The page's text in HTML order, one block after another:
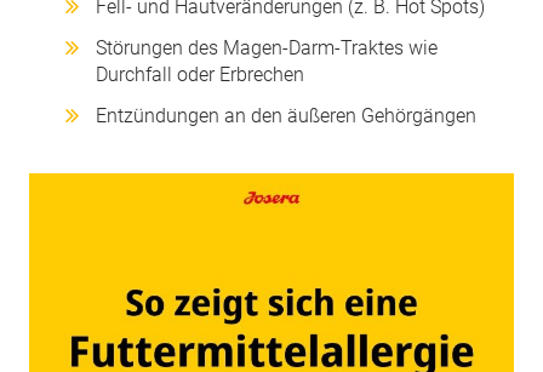
Fell- und Hautveränderungen (z. B. Hot Spots)
Störungen des Magen-Darm-Traktes wie
Durchfall oder Erbrechen
Entzündungen an den äußeren Gehörgängen